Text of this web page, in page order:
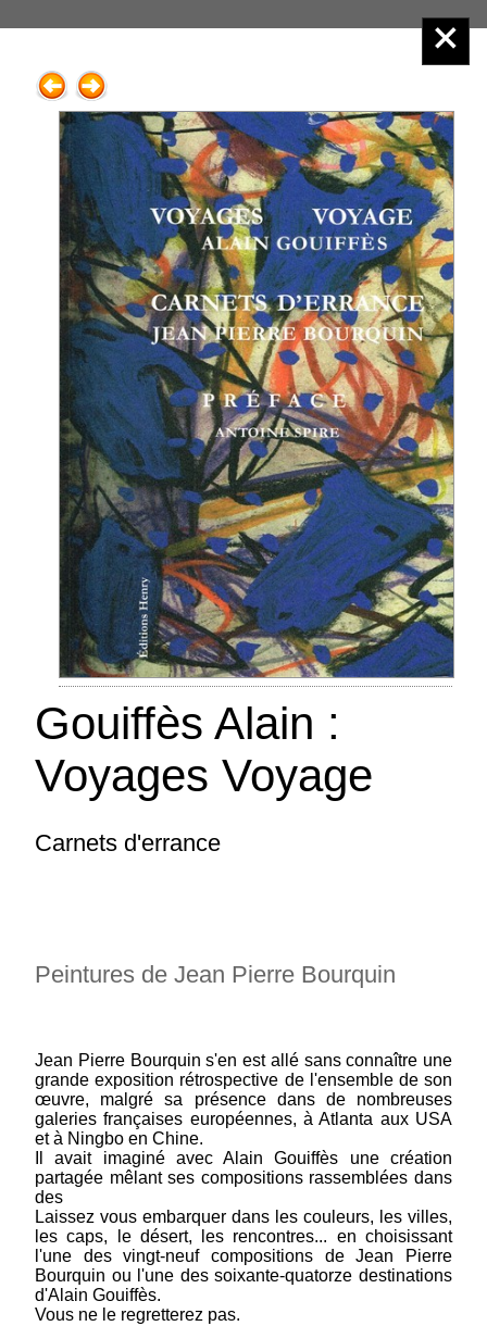
Menu principal :
4.Régions de France
Association Mémoire et Patrimoine :
Croix et chemins
dans le Puy-de-Dôme. Elle a tenté de
Gouiffès Alain :
Voyages Voyage
Carnets d'errance
Peintures de Jean Pierre Bourquin
Jean Pierre Bourquin s'en est allé sans connaître une
grande exposition rétrospective de l'ensemble de son
œuvre, malgré sa présence dans de nombreuses
galeries françaises européennes, à Atlanta aux USA
et à Ningbo en Chine.
Il avait imaginé avec Alain Gouiffès une création
partagée mêlant ses compositions rassemblées dans
des
Laissez vous embarquer dans les couleurs, les villes,
les caps, le désert, les rencontres... en choisissant
l'une des vingt-neuf compositions de Jean Pierre
Bourquin ou l'une des soixante-quatorze destinations
d'Alain Gouiffès.
Vous ne le regretterez pas.